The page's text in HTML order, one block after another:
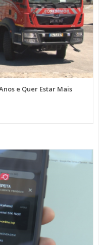
e Quer Estar Mais